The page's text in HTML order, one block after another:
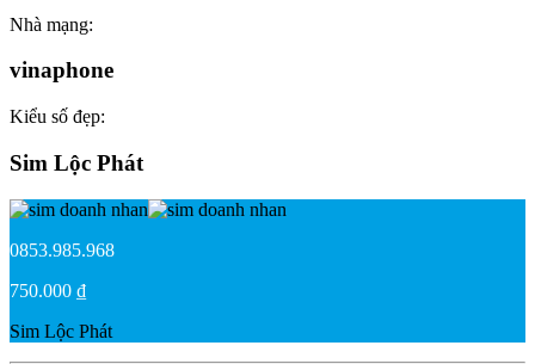
Nhà mạng:
vinaphone
Kiểu số đẹp:
Sim Lộc Phát
0853.985.968
750.000 ₫
Sim Lộc Phát